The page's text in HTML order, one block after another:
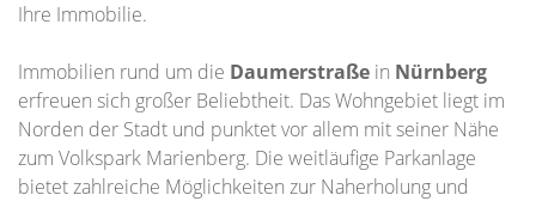
Ihre Immobilie.
Immobilien rund um die Daumerstraße in Nürnberg
erfreuen sich großer Beliebtheit. Das Wohngebiet liegt im
Norden der Stadt und punktet vor allem mit seiner Nähe
zum Volkspark Marienberg. Die weitläufige Parkanlage
bietet zahlreiche Möglichkeiten zur Naherholung und